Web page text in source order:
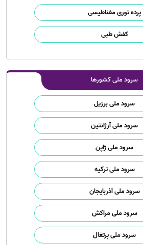
پرده توری مغناطیسی
کفش طبی
سرود ملی کشورها
سرود ملی برزیل
سرود ملی آرژانتین
سرود ملی ژاپن
سرود ملی ترکیه
سرود ملی آذربایجان
سرود ملی مراکش
سرود ملی پرتغال